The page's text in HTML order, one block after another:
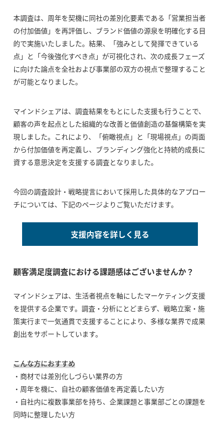
本調査は、周年を契機に同社の差別化要素である「営業担当者
の付加価値」を再評価し、ブランド価値の源泉を明確化する目
的で実施いたしました。結果、「強みとして発揮できている
点」と「今後強化すべき点」が可視化され、次の成長フェーズ
に向けた論点を全社および事業部の双方の視点で整理すること
が可能となりました。
マインドシェアは、調査結果をもとにした支援も行うことで、
顧客の声を起点とした組織的な改善と価値創造の基盤構築を実
現しました。これにより、「俯瞰視点」と「現場視点」の両面
から付加価値を再定義し、ブランディング強化と持続的成長に
資する意思決定を支援する調査となりました。
今回の調査設計・戦略提言において採用した具体的なアプロー
チについては、下記のページよりご覧いただけます。
支援内容を詳しく見る
顧客満足度調査における課題感はございませんか？
マインドシェアは、生活者視点を軸にしたマーケティング支援
を提供する企業です。調査・分析にとどまらず、戦略立案・施
策実行まで一気通貫で支援することにより、多様な業界で成果
創出をサポートしています。
こんな方におすすめ
・商材では差別化しづらい業界の方
・周年を機に、自社の顧客価値を再定義したい方
・自社内に複数事業部を持ち、企業課題と事業部ごとの課題を
同時に整理したい方